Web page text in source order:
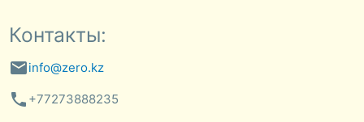
Контакты:
emailinfo@zero.kz
phone +77273888235